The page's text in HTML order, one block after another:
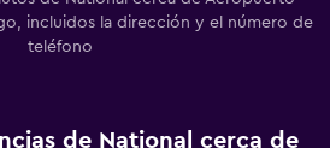
incluidos la dirección y el número de
teléfono
de National cerca de